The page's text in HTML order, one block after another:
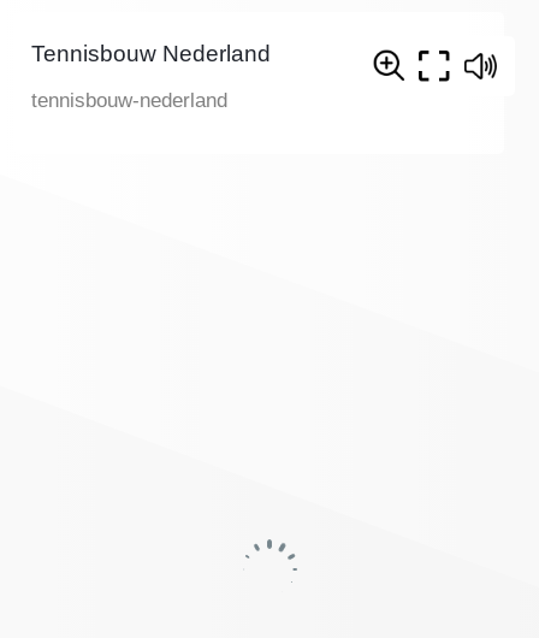
Tennisbouw Nederland
tennisbouw-nederland